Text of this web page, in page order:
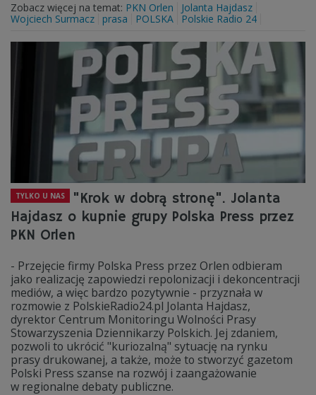
Zobacz więcej na temat: PKN Orlen
Jolanta Hajdasz
Wojciech Surmacz
prasa POLSKA Polskie Radio 24
TYLKO U NAS
"Krok w dobrą stronę". Jolanta
Hajdasz o kupnie grupy Polska Press przez
PKN Orlen
- Przejęcie firmy Polska Press przez Orlen odbieram
jako realizację zapowiedzi repolonizacji i dekoncentracji
mediów, a więc bardzo pozytywnie - przyznała w
rozmowie z PolskieRadio24.pl Jolanta Hajdasz,
dyrektor Centrum Monitoringu Wolności Prasy
Stowarzyszenia Dziennikarzy Polskich. Jej zdaniem,
pozwoli to ukrócić "kuriozalną" sytuację na rynku
prasy drukowanej, a także, może to stworzyć gazetom
Polski Press szanse na rozwój i zaangażowanie
w regionalne debaty publiczne.